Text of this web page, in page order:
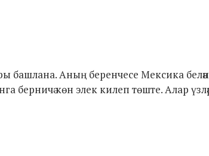
башлана. Аның беренчесе Мексика белән
берничә көн элек килеп төште. Алар